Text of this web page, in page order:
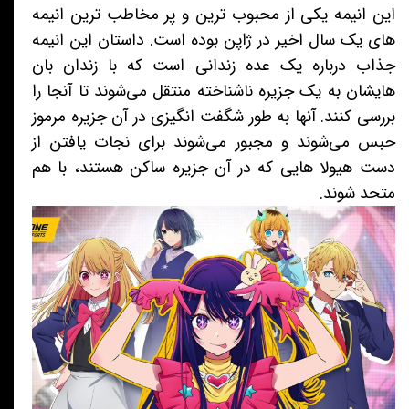
این انیمه یکی از محبوب ترین و پر مخاطب ترین انیمه
های یک سال اخیر در ژاپن بوده است. داستان این انیمه
جذاب درباره یک عده زندانی است که با زندان بان
هایشان به یک جزیره ناشناخته منتقل می‌شوند تا آنجا را
بررسی کنند. آنها به طور شگفت انگیزی در آن جزیره مرموز
حبس می‌شوند و مجبور می‌شوند برای نجات یافتن از
دست هیولا هایی که در آن جزیره ساکن هستند، با هم
متحد شوند.